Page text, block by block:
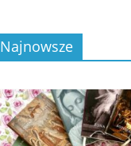
Najnowsze